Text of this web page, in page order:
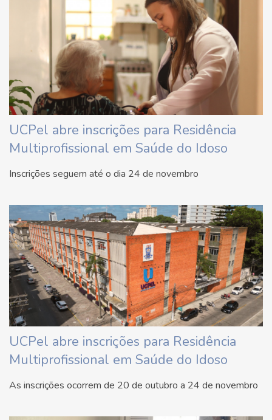
UCPel abre inscrições para Residência
Multiprofissional em Saúde do Idoso
Inscrições seguem até o dia 24 de novembro
UCPel abre inscrições para Residência
Multiprofissional em Saúde do Idoso
As inscrições ocorrem de 20 de outubro a 24 de novembro